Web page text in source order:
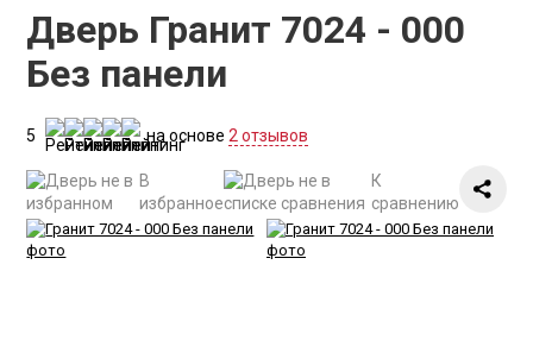
Дверь Гранит 7024 - 000
Без панели
5 на основе2 отзывов
В
избранное
К
сравнению